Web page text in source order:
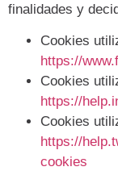
finalidades y
Cookies
https://
Cookies
https://
Cookies
https://
cookies